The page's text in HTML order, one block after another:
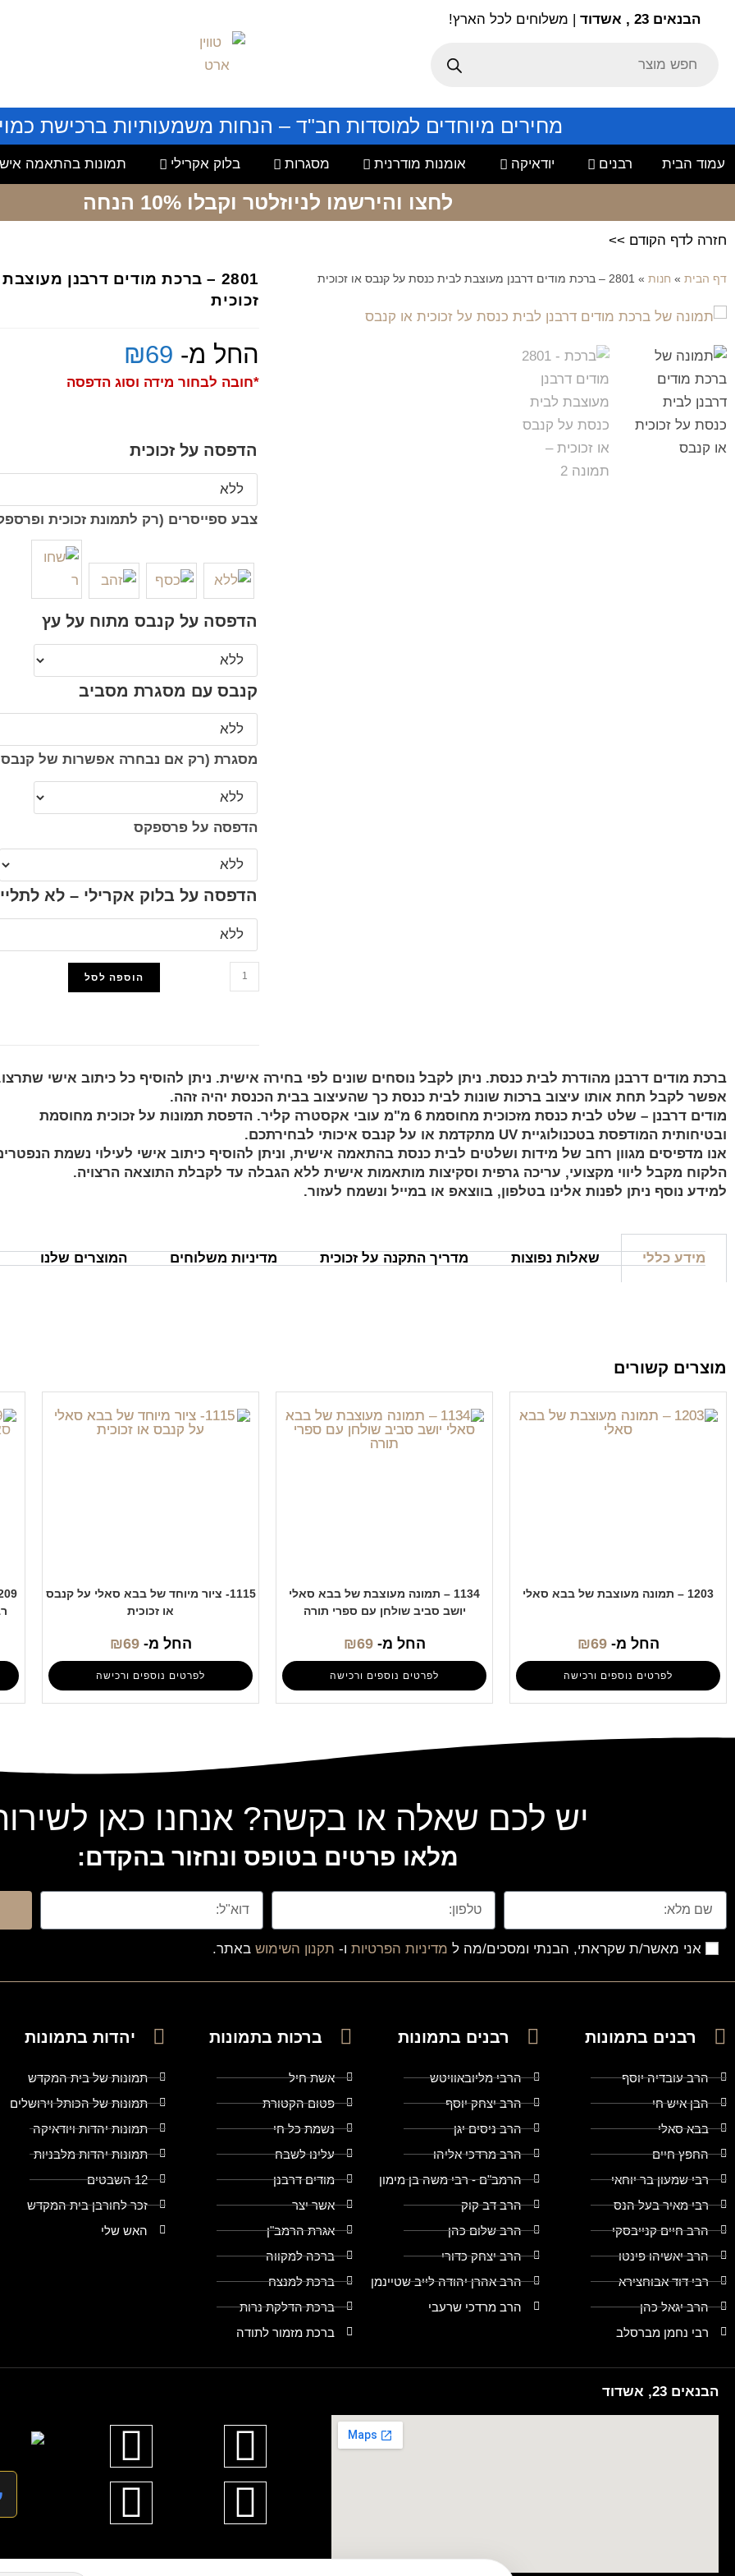
הבנאים 23 , אשדוד | משלוחים לכל הארץ!
מחירים מיוחדים למוסדות חב"ד – הנחות משמעותיות ברכישת
עמוד הבית רבנים יודאיקה אומנות מודרנית מסגרות בלוק אקרילי תמונות בהתאמה
לחצו והירשמו לניוזלטר וקבלו 10% הנחה
חזרה לדף הקודם >>
דף הבית » חנות » 2801 – ברכת מודים דרבנן מעוצבת לבית כנסת על קנבס או זכוכית
2801 – ברכת מודים דרבנן
זכוכית
החל מ- ₪69
*חובה לבחור מידה וסוג הדפסה
הדפסה על זכוכית
צבע ספייסרים (רק לתמונת זכוכית
הדפסה על קנבס מתוח על עץ
קנבס עם מסגרת מסביב
מסגרת (רק אם נבחרה אפשרות של
הדפסה על פרספקס
הדפסה על בלוק אקרילי – לא
הוספה לסל
ברכת מודים דרבנן מהודרת לבית כנסת. ניתן לקבל נוסחים שונים לפי בחירה אישית. ניתן להוסיף כל כיתוב אישי
אפשר לקבל תחת אותו עיצוב ברכות שונות לבית כנסת כך שהעיצוב בבית הכנסת יהיה זהה.
מודים דרבנן – שלט לבית כנסת מזכוכית מחוסמת 6 מ"מ עובי אקסטרה קליר. הדפסת תמונות על זכוכית מחוסמת
ובטיחותית המודפסת בטכנולוגיית UV מתקדמת או על קנבס איכותי לבחירתכם.
אנו מדפיסים מגוון רחב של מידות ושלטים לבית כנסת בהתאמה אישית, וניתן להוסיף כיתוב אישי לעילוי נשמת
הלקוח מקבל ליווי מקצועי, עריכה גרפית וסקיצות מותאמות אישית ללא הגבלה עד לקבלת התוצאה הרצויה.
למידע נוסף ניתן לפנות אלינו בטלפון, בווצאפ או במייל ונשמח לעזור.
מידע כללי שאלות נפוצות מדריך התקנה על זכוכית מדיניות משלוחים המוצרים שלנו
מוצרים קשורים
1203 – תמונה מעוצבת של בבא סאלי
החל מ- ₪69
לפרטים נוספים ורכישה
1134 – תמונה מעוצבת של בבא סאלי
יושב סביב שולחן עם ספרי תורה
החל מ- ₪69
לפרטים נוספים ורכישה
1115- ציור מיוחד של בבא סאלי על קנבס
או זכוכית
החל מ- ₪69
לפרטים נוספים ורכישה
יש לכם שאלה או בקשה? אנחנו כאן
מלאו פרטים בטופס ונחזור בהקדם:
אני מאשר/ת שקראתי, הבנתי ומסכים/מה ל מדיניות הפרטיות ו- תקנון השימוש באתר.
רבנים בתמונות
הרב עובדיה יוסף
הבן איש חי
בבא סאלי
החפץ חיים
רבי שמעון בר יוחאי
רבי מאיר בעל הנס
הרב חיים קנייבסקי
הרב יאשיהו פינטו
רבי דוד אבוחצירא
הרב יגאל כהן
רבי נחמן מברסלב
רבנים בתמונות
הרבי מליובאוויטש
הרב יצחק יוסף
הרב ניסים יגן
הרב מרדכי אליהו
הרמב"ם - רבי משה בן מימון
הרב דב קוק
הרב שלום כהן
הרב יצחק כדורי
הרב אהרן יהודה לייב שטיינמן
הרב מרדכי שרעבי
ברכות בתמונות
אשת חיל
פטום הקטורת
נשמת כל חי
עלינו לשבח
מודים דרבנן
אשר יצר
אגרת הרמב"ן
ברכה למקווה
ברכת למנצח
ברכת הדלקת נרות
ברכת מזמור לתודה
יהדות בתמונות
תמונות של בית המקדש
תמונות של הכותל וירושלים
תמונות יהדות ויודאיקה
תמונות יהדות מלבניות
12 השבטים
זכר לחורבן בית המקדש
האש שלי
הבנאים 23, אשדוד